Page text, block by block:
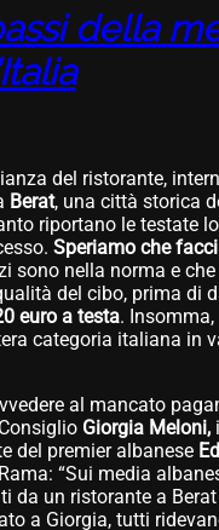
della
del ristorante,
Berat, una città storica
riportano le testate
Speriamo che
sono nella norma e
del cibo, prima di
euro a testa.
categoria italiana in
al mancato
Giorgia Meloni,
del premier albanese
“Sui media
da un ristorante a
a Giorgia, tutti